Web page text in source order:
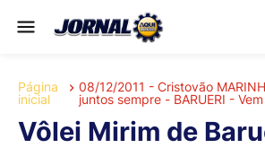
Página
inicial
08/12/2011 - Cristovão
juntos sempre - BARUERI -
Vôlei Mirim de